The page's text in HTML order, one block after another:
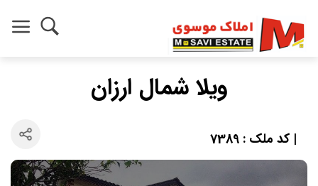
ویلا شمال ارزان
| کد ملک : 7389